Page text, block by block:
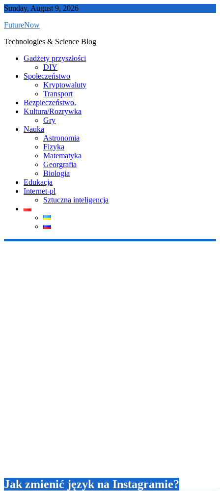
Skip
content
Sunday, August 9, 2026
FutureNow
Technologies & Science Blog
Gadżety przyszłości
DIY
Społeczeństwo
Kryptowaluty
Transport
Bezpieczeństwo.
Kultura/Rozrywka
Gry
Nauka
Astronomia
Fizyka
Matematyka
Georgrafia
Biologia
Edukacja
Internet-pl
Sztuczna inteligencja
Jak zmienić język na Instagramie?